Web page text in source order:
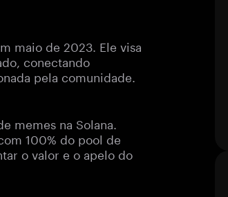
maio de 2023. Ele visa
conectando
pela comunidade.
memes na Solana.
100% do pool de
o valor e o apelo do